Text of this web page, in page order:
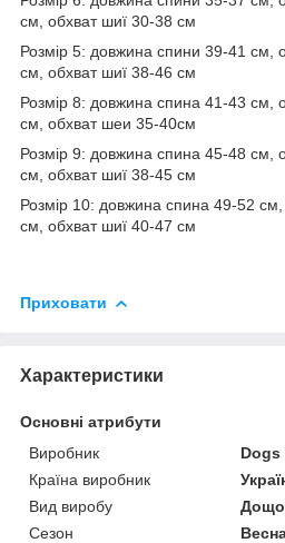
см, обхват шиї 30-38 см
Розмір 5: довжина спини 39-41 см,
см, обхват шиї 38-46 см
Розмір 8: довжина спина 41-43 см,
см, обхват шеи 35-40см
Розмір 9: довжина спина 45-48 см,
см, обхват шиї 38-45 см
Розмір 10: довжина спина 49-52
см, обхват шиї 40-47 см
Приховати
Характеристики
Основні атрибути
Виробник
Dogs
Країна виробник
Вид виробу
Сезон